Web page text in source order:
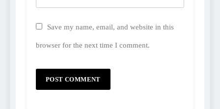
Save my name, email, and website in this
browser for the next time I comment.